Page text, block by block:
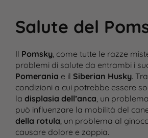
Salute del
Il Pomsky, come tutte le razze
problemi di salute da entrambi i
Pomerania e il Siberian Husky.
condizioni a cui potrebbe essere
la displasia dell’anca, un
può influenzare la mobilità del
della rotula, un problema al
causare dolore e zoppia​.